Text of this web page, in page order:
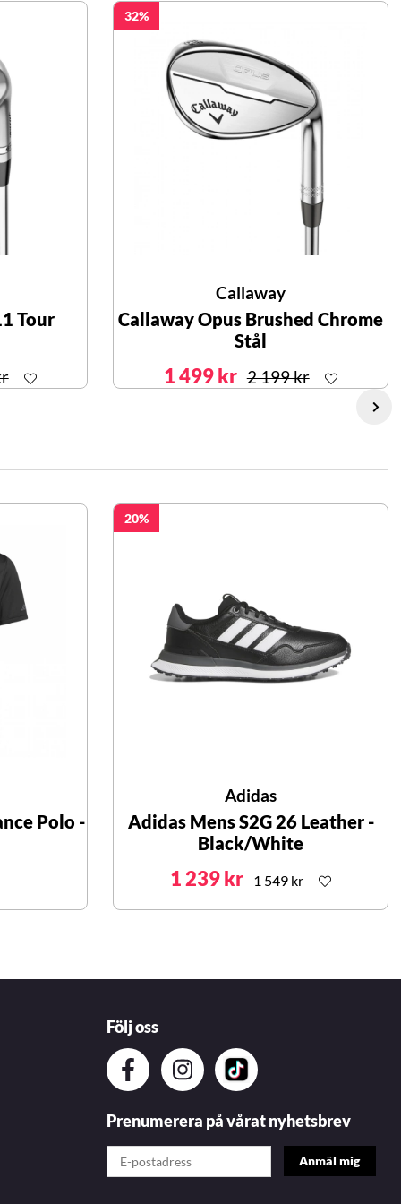
Tour
32
Callaway
Callaway Opus Brushed Chrome
Stål
1 499 kr 2 199 kr
Polo -
20
Adidas
Adidas Mens S2G 26 Leather -
Black/White
1 239 kr 1 549 kr
Följ oss
Prenumerera på vårat nyhetsbrev